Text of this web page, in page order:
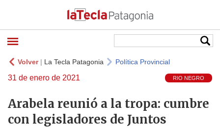
Volver| La Tecla Patagonia Política Provincial
31 de enero de 2021 RIO NEGRO
Arabela reunió a la tropa: cumbre
con legisladores de Juntos